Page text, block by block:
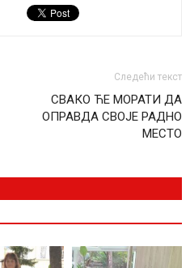
Следећи текст
СВАКО ЋЕ МОРАТИ ДА
ОПРАВДА СВОЈЕ РАДНО
МЕСТО